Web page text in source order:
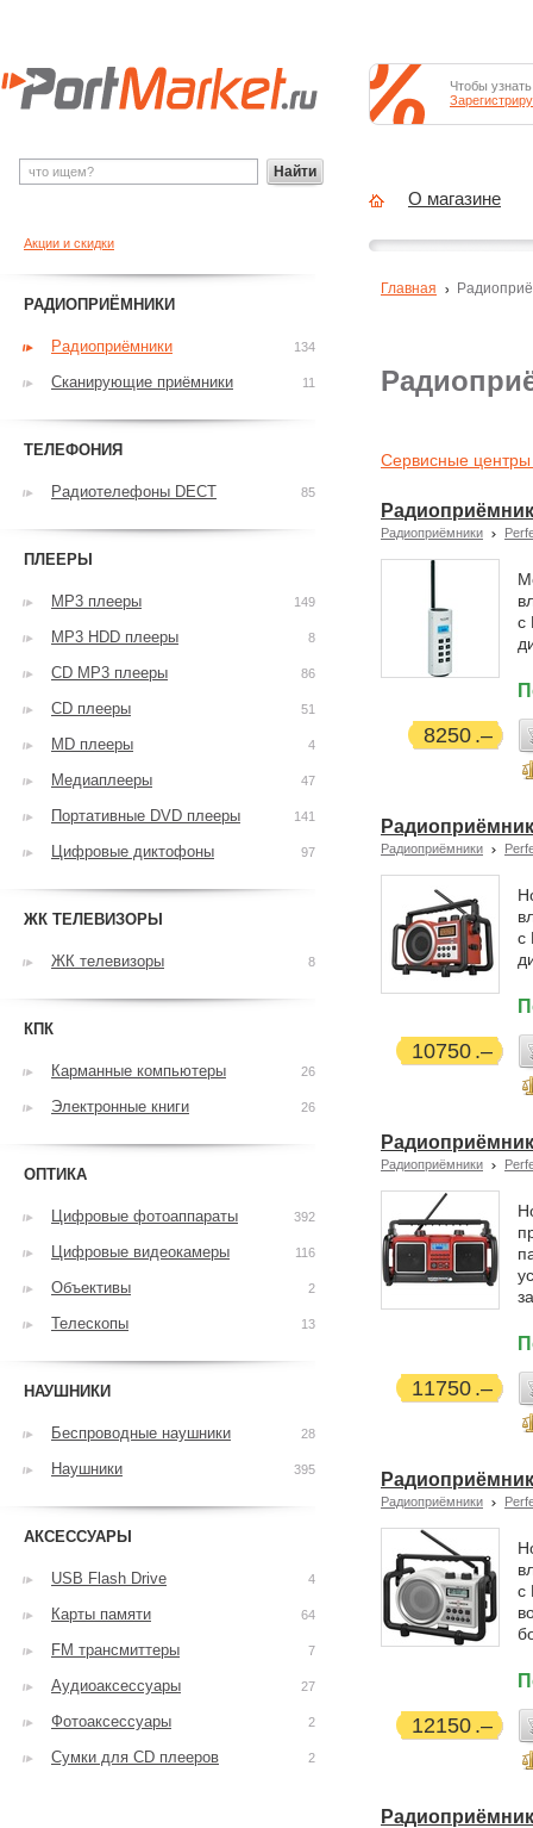
Сервисные
Радиоприёмники
с
8250
Радиоприёмники
с
10750
Радиоприёмники
11750
Радиоприёмники
с
12150
Главная
Акции и скидки
РАДИОПРИЁМНИКИ
Радиоприёмники 134
Сканирующие приёмники 11
ТЕЛЕФОНИЯ
Радиотелефоны DECT 85
ПЛЕЕРЫ
MP3 плееры 149
MP3 HDD плееры 8
CD MP3 плееры 86
CD плееры 51
MD плееры 4
Медиаплееры 47
Портативные DVD плееры 141
Цифровые диктофоны 97
ЖК ТЕЛЕВИЗОРЫ
ЖК телевизоры 8
КПК
Карманные компьютеры 26
Электронные книги 26
ОПТИКА
Цифровые фотоаппараты 392
Цифровые видеокамеры 116
Объективы 2
Телескопы 13
НАУШНИКИ
Беспроводные наушники 28
Наушники 395
АКСЕССУАРЫ
USB Flash Drive 4
Карты памяти 64
FM трансмиттеры 7
Аудиоаксессуары 27
Фотоаксессуары 2
Сумки для CD плееров 2
Найти
Чтобы
О магазине